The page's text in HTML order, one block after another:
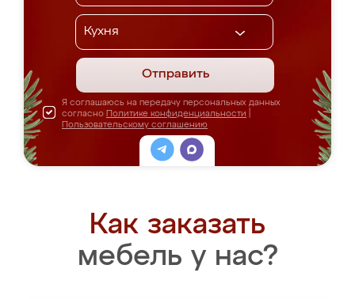
Отправить
Я соглашаюсь на передачу персональных данных
согласно Политике конфиденциальности
Пользовательскому соглашению
Как заказать
мебель у нас?